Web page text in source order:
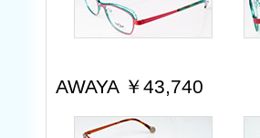
AWAYA ￥43,740